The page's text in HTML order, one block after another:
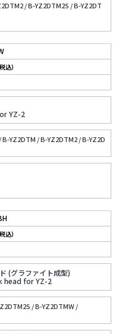
/B-YZ2DTM2S /B-YZ2DT
YZ-2
込）
B-YZ2DTM /B-YZ2DTM2 /B-YZ2D
(グラファイト成型)
head for YZ-2
込）
/B-YZ2DTMW /